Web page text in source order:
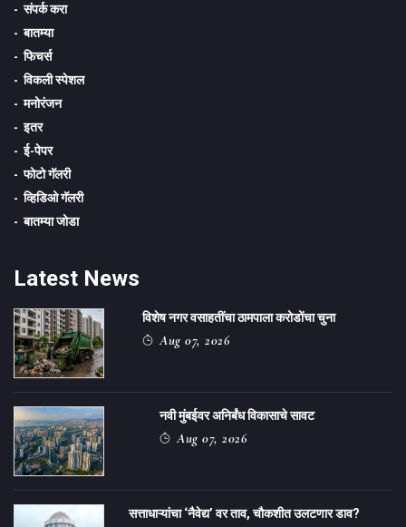
संपर्क करा
बातम्या
फिचर्स
विकली स्पेशल
मनोरंजन
इतर
ई-पेपर
फोटो गॅलरी
व्हिडिओ गॅलरी
बातम्या जोडा
Latest News
विशेष नगर वसाहतींचा ठामपाला करोडोंचा चुना
Aug 07, 2026
नवी मुंबईवर अनिर्बंध विकासाचे सावट
Aug 07, 2026
सत्ताधाऱ्यांचा ‌‘नैवेद्य‌’ वर ताव, चौकशीत उलटणार डाव?